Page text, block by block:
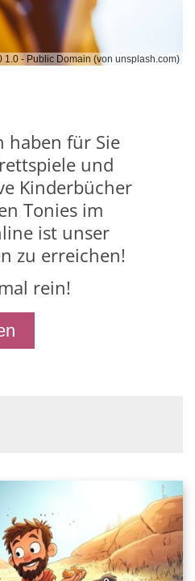
1.0 - Public Domain (von unsplash.com)
haben für Sie
und
Kinderbücher
Tonies im
ist unser
zu erreichen!
rein!